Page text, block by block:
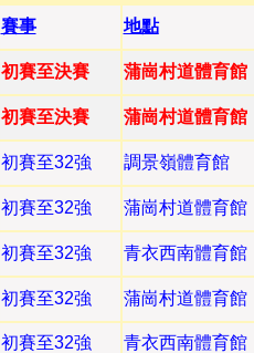
賽事 地點
初賽至決賽 蒲崗村道體育館
初賽至決賽 蒲崗村道體育館
初賽至32強 調景嶺體育館
初賽至32強 蒲崗村道體育館
初賽至32強 青衣西南體育館
初賽至32強 蒲崗村道體育館
初賽至32強 青衣西南體育館